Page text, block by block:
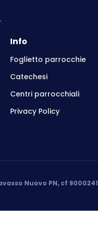
Info
Foglietto parrocchie
Catechesi
Centri parrocchiali
Privacy Policy
Nuovo PN, cf